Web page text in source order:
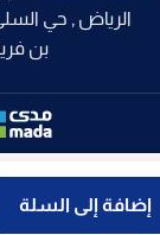
الرياض , حي
بن
إضافة إلى السلة